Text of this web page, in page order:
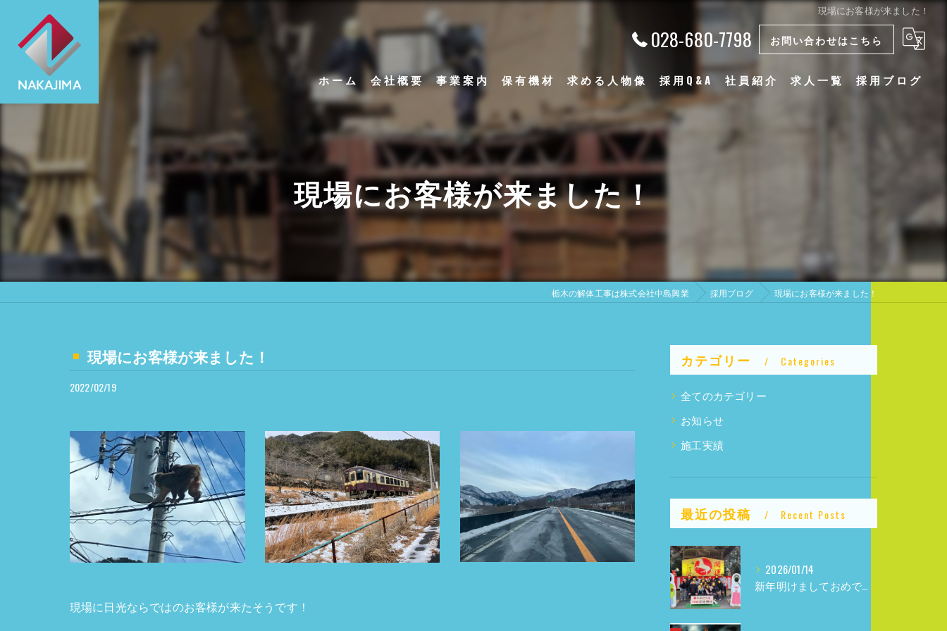
現場にお客様が来ました！
028-680-7798 お問い合わせはこちら
ホーム 会社概要
代表挨拶
ビジョン
事業案内
アスベスト除去工事
内装解体工事
足場解体工事
保有機材 求める人物像 採用Q&A 社員紹介 求人一覧 採用ブログ
現場にお客様が来ました！
栃木の解体工事は株式会社中島興業 採用ブログ 現場にお客様が来ました！
現場にお客様が来ました！
2022/02/19
現場に日光ならではのお客様が来たそうです！
カテゴリー Categories
全てのカテゴリー
お知らせ
施工実績
最近の投稿 Recent Posts
2026/01/14
新年明けましておめでとうございます！！